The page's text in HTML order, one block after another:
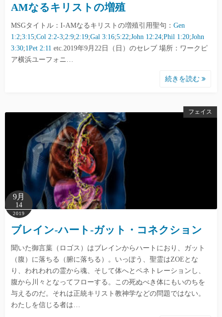
AMなるキリストの増殖
MSGタイトル：I-AMなるキリストの増殖引用聖句： Gen
1:2;3:15;Col 2:2-3;2:9;2:19;Gal 3:16;5:22;John 12:24;Phil 1:20;John
3:30;1Pet 2:11 etc.2019年9月22日（日）のセレブ 場所：ワークピ
ア横浜ユーフォニ…
続きを読む
フェイス
9月
14
2019
ブレイン-ハート-ガット・コネクション
聞いた御言葉（ロゴス）はブレインからハートにおり、ガット
（腹）に落ちる（腑に落ちる）。いっぽう、聖霊はZOEとな
り、われわれの霊から魂、そして体へとペネトレーションし、
腹から川々となってフローする。この死ぬべき体にもいのちを
与えるのだ。それは正統キリスト教神学などの問題ではない。
わたしを信じる者は…